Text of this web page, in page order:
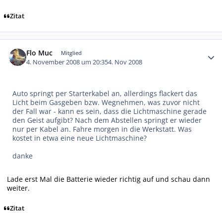
Zitat
Flo Muc Mitglied
4. November 2008 um 20:354. Nov 2008
Auto springt per Starterkabel an, allerdings flackert das
Licht beim Gasgeben bzw. Wegnehmen, was zuvor nicht
der Fall war - kann es sein, dass die Lichtmaschine gerade
den Geist aufgibt? Nach dem Abstellen springt er wieder
nur per Kabel an. Fahre morgen in die Werkstatt. Was
kostet in etwa eine neue Lichtmaschine?
danke
Lade erst Mal die Batterie wieder richtig auf und schau dann
weiter.
Zitat